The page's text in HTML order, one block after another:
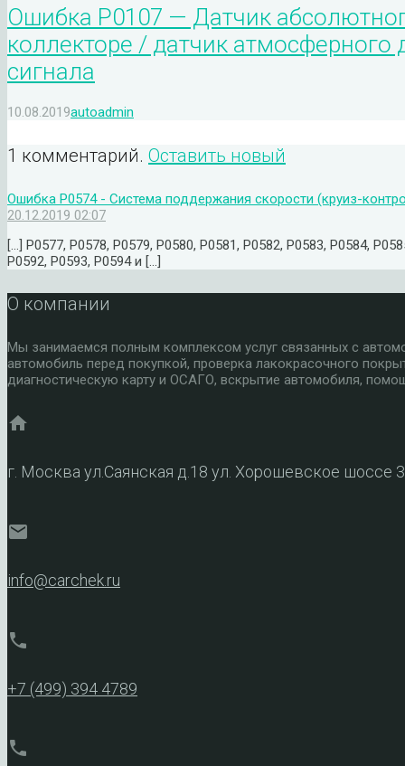
Ошибка P0107 — Датчик
коллекторе / датчик
сигнала
10.08.2019autoadmin
1 комментарий. Оставить новый
Ошибка P0574 - Система поддержания скорости (круиз-
20.12.2019 02:07
[…] P0577, P0578, P0579, P0580, P0581, P0582, P0583, P0584,
P0592, P0593, P0594 и […]
О компании
Мы занимаемся полным комплексом услуг связанных с
автомобиль перед покупкой, проверка лакокрасочного
диагностическую карту и ОСАГО, вскрытие автомобиля,
home
г. Москва ул.Саянская д.18 ул. Хорошевское шоссе
mail
info@carchek.ru
phone
+7 (499) 394 4789
phone